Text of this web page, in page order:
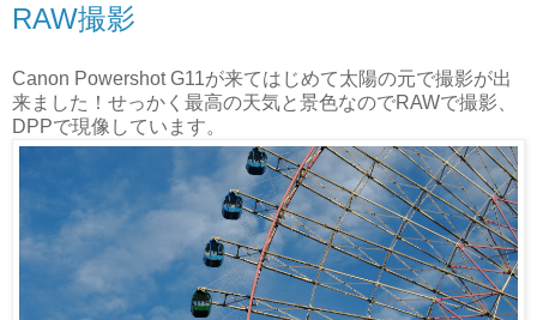
RAW撮影
Canon Powershot G11が来てはじめて太陽の元で撮影が出
来ました！せっかく最高の天気と景色なのでRAWで撮影、
DPPで現像しています。